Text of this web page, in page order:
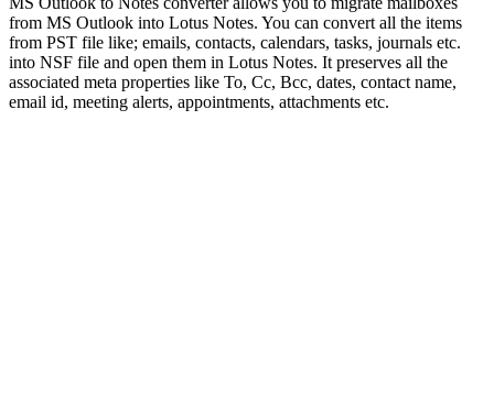
from MS Outlook into Lotus Notes. You can convert all the items
from PST file like; emails, contacts, calendars, tasks, journals etc.
into NSF file and open them in Lotus Notes. It preserves all the
associated meta properties like To, Cc, Bcc, dates, contact name,
email id, meeting alerts, appointments, attachments etc.